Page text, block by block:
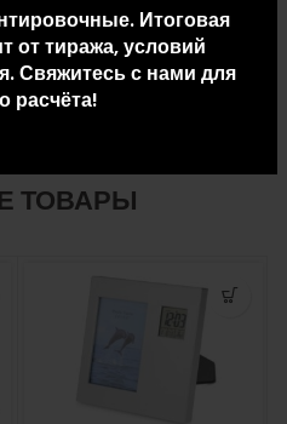
Итоговая
от тиража, условий
Свяжитесь с нами для
расчёта!
ТОВАРЫ